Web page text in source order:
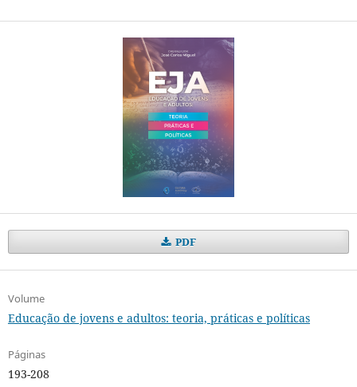
PDF
Volume
Educação de jovens e adultos: teoria, práticas e políticas
Páginas
193-208